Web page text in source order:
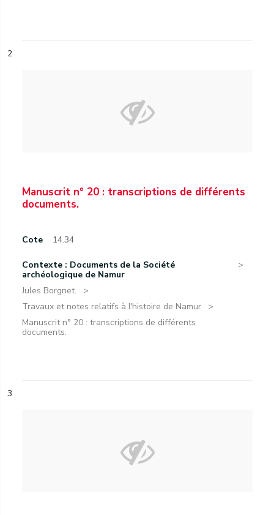
2
Manuscrit n° 20 : transcriptions de différents
documents.
Cote 14.34
Contexte : Documents de la Société
archéologique de Namur
Jules Borgnet.
Travaux et notes relatifs à l'histoire de Namur
Manuscrit n° 20 : transcriptions de différents
documents.
3